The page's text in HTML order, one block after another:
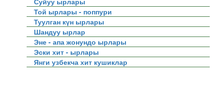
Той ырлары - поппури
Туулган күн ырлары
Шандуу ырлар
Эне - апа жонундо ырлары
Эски хит - ырлары
Янги узбекча хит кушиклар